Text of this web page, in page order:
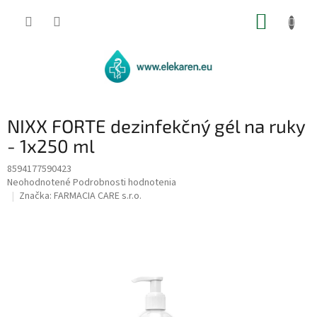
NIXX FORTE dezinfekčný gél na ruky
- 1x250 ml
8594177590423
Priemerné
hodnotenie
Neohodnotené Podrobnosti hodnotenia
Značka: FARMACIA CARE s.r.o.